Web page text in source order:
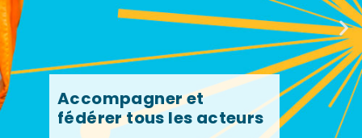
Accompagner et
fédérer tous les acteurs